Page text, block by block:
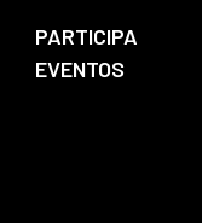
PARTICIPA
EVENTOS